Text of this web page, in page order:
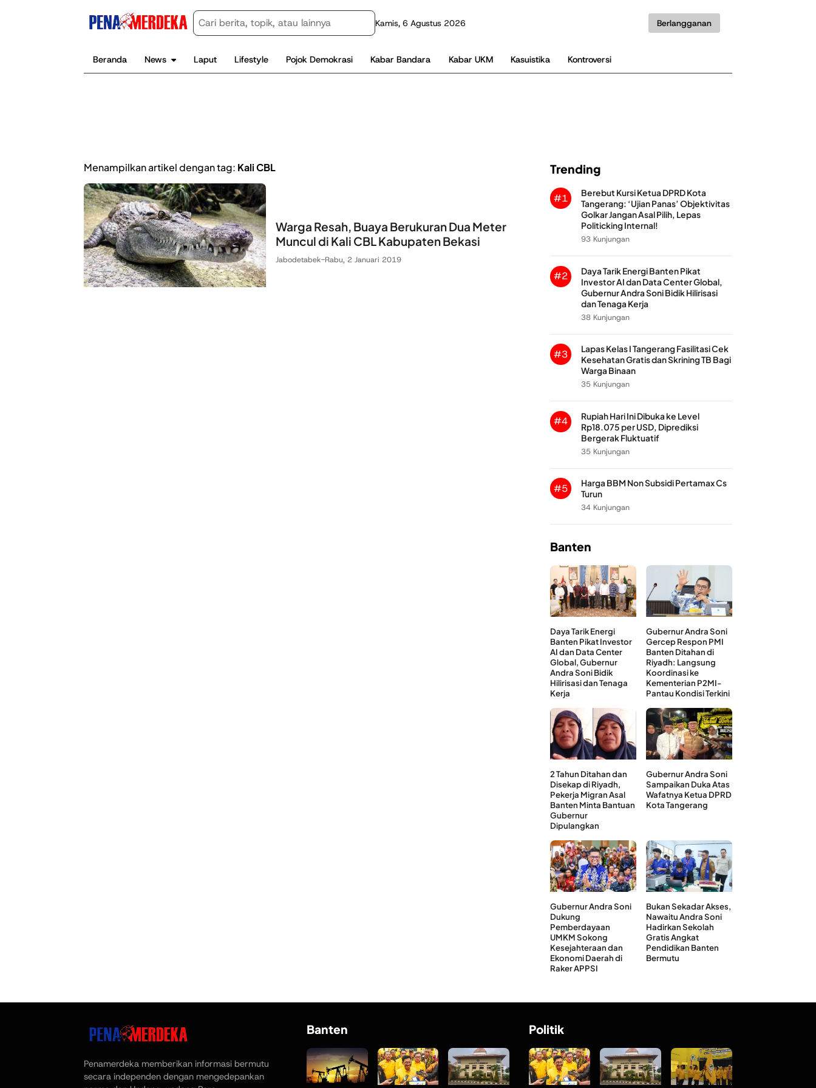
Kamis, 6 Agustus 2026 Berlangganan
Beranda News Laput Lifestyle Pojok Demokrasi Kabar Bandara Kabar UKM Kasuistika Kontroversi
Menampilkan artikel dengan tag: Kali CBL
Warga Resah, Buaya Berukuran Dua Meter
Muncul di Kali CBL Kabupaten Bekasi
Jabodetabek-Rabu, 2 Januari 2019
Trending
#1
Berebut Kursi Ketua DPRD Kota
Tangerang: ‘Ujian Panas’ Objektivitas
Golkar Jangan Asal Pilih, Lepas
Politicking Internal!
93 Kunjungan
#2
Daya Tarik Energi Banten Pikat
Investor AI dan Data Center Global,
Gubernur Andra Soni Bidik Hilirisasi
dan Tenaga Kerja
38 Kunjungan
#3
Lapas Kelas I Tangerang Fasilitasi Cek
Kesehatan Gratis dan Skrining TB Bagi
Warga Binaan
35 Kunjungan
#4
Rupiah Hari Ini Dibuka ke Level
Rp18.075 per USD, Diprediksi
Bergerak Fluktuatif
35 Kunjungan
#5
Harga BBM Non Subsidi Pertamax Cs
Turun
34 Kunjungan
Banten
Daya Tarik Energi
Banten Pikat Investor
AI dan Data Center
Global, Gubernur
Andra Soni Bidik
Hilirisasi dan Tenaga
Kerja
Gubernur Andra Soni
Gercep Respon PMI
Banten Ditahan di
Riyadh: Langsung
Koordinasi ke
Kementerian P2MI-
Pantau Kondisi Terkini
2 Tahun Ditahan dan
Disekap di Riyadh,
Pekerja Migran Asal
Banten Minta Bantuan
Gubernur
Dipulangkan
Gubernur Andra Soni
Sampaikan Duka Atas
Wafatnya Ketua DPRD
Kota Tangerang
Gubernur Andra Soni
Dukung
Pemberdayaan
UMKM Sokong
Kesejahteraan dan
Ekonomi Daerah di
Raker APPSI
Bukan Sekadar Akses,
Nawaitu Andra Soni
Hadirkan Sekolah
Gratis Angkat
Pendidikan Banten
Bermutu
Penamerdeka memberikan informasi bermutu
secara independen dengan mengedepankan
Banten Politik